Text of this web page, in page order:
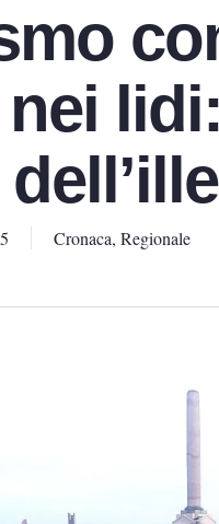
Cronaca, Regionale